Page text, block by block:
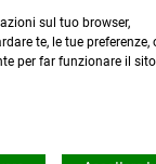
sul tuo browser,
te, le tue preferenze,
per far funzionare il